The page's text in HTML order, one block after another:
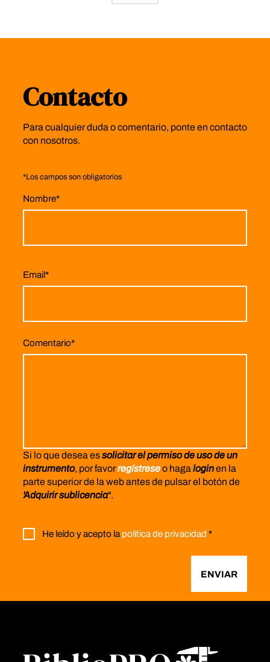
Contacto
Para cualquier duda o comentario, ponte en contacto
con nosotros.
*Los campos son obligatorios
Nombre*
Email*
Comentario*
Si lo que desea essolicitar el permiso de uso de un
instrumento, por favorregístreseo haga loginen la
parte superior de la web antes de pulsar el botón de
'Adquirir sublicencia".
He leído y acepto lapolítica de privacidad *
ENVIAR